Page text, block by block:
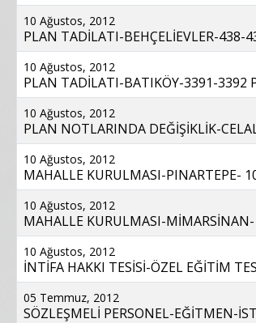
10 Ağustos, 2012
PLAN TADİLATI-BEHÇELİEVLER-438-
10 Ağustos, 2012
PLAN TADİLATI-BATIKÖY-3391-3392
10 Ağustos, 2012
PLAN NOTLARINDA DEĞİŞİKLİK-
10 Ağustos, 2012
MAHALLE KURULMASI-PINARTEPE-
10 Ağustos, 2012
MAHALLE KURULMASI-
10 Ağustos, 2012
İNTİFA HAKKI TESİSİ-ÖZEL EĞİTİM
05 Temmuz, 2012
SÖZLEŞMELİ PERSONEL-EĞİTMEN-